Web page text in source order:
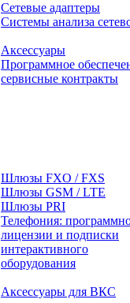
Сетевые адаптеры
Системы анализа
Аксессуары
Программное
сервисные контракты
Шлюзы FXO / FXS
Шлюзы GSM / LTE
Шлюзы PRI
Телефония:
лицензии и подписки
оборудования
Аксессуары для ВКС